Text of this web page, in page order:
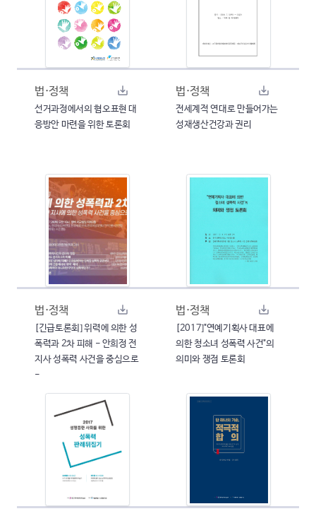
법·정책
선거과정에서의 혐오표현 대
응방안 마련을 위한 토론회
법·정책
전세계적 연대로 만들어가는
성재생산건강과 권리
법·정책
[긴급토론회] 위력에 의한 성
폭력과 2차 피해 - 안희정 전
지사 성폭력 사건을 중심으로
-
법·정책
[2017]"연예기획사 대표에
의한 청소녀 성폭력 사건"의
의미와 쟁점 토론회